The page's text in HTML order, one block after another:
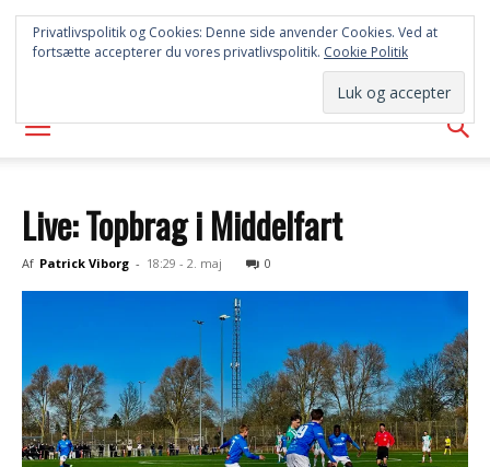
SYD
AVISEN
Live: Topbrag i Middelfart
Af Patrick Viborg - 18:29 - 2. maj 0
Privatlivspolitik og Cookies: Denne side anvender Cookies. Ved at
fortsætte accepterer du vores privatlivspolitik. Cookie Politik